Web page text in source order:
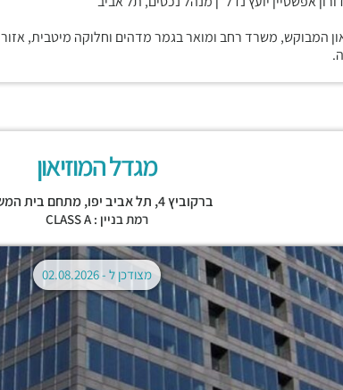
המבוקש, משרד רחב ומואר בגמר מדהים וחלוקה מיטבית,
מגדל המוזיאון
ברקוביץ 4, תל אביב יפו,מתחם בית
רמת בניין : CLASS A
מצודכן ל -02.08.2026